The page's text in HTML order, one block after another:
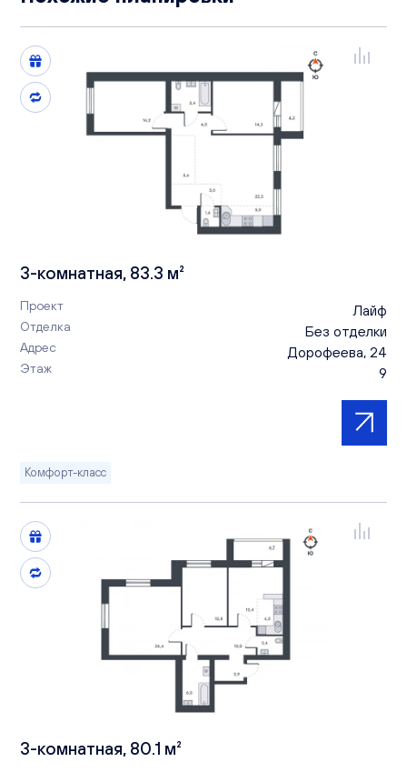
3-комнатная, 83.3 м²
Проект Лайф
Отделка Без отделки
Адрес Дорофеева, 24
Этаж 9
Комфорт-класс
3-комнатная, 80.1 м²